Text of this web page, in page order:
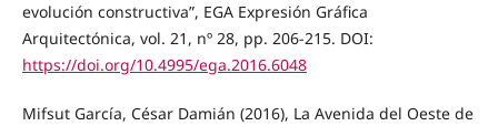
evolución constructiva”, EGA Expresión Gráfica
Arquitectónica, vol. 21, nº 28, pp. 206-215. DOI:
https://doi.org/10.4995/ega.2016.6048
Mifsut García, César Damián (2016), La Avenida del Oeste de